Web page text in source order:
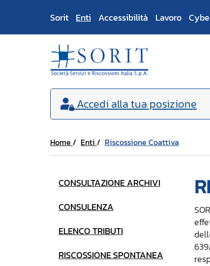
Sorit Enti Accessibilità Lavoro
Accedi alla tua posizione
Home Enti Riscossione Coattiva
CONSULTAZIONE ARCHIVI
CONSULENZA
ELENCO TRIBUTI
RISCOSSIONE SPONTANEA